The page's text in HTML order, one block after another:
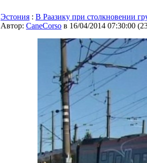
Эстония : В Раазику при столкновении
Автор: CaneCorso в 16/04/2014 07:30:00 (